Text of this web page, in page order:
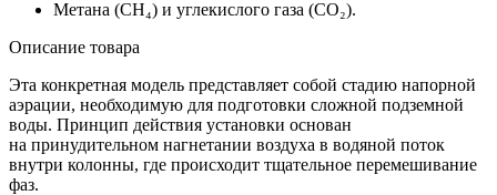
Метана (CH₄) и углекислого газа (CO₂).
Описание товара
Эта конкретная модель представляет собой стадию напорной
аэрации, необходимую для подготовки сложной подземной
воды. Принцип действия установки основан
на принудительном нагнетании воздуха в водяной поток
внутри колонны, где происходит тщательное перемешивание
фаз.